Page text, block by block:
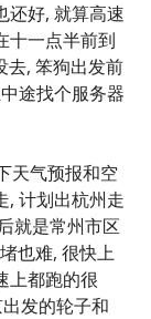
还好, 就算高速
十一点半前到
去, 笨狗出发前
途找个服务器
天气预报和空
, 计划出杭州走
就是常州市区
也难, 很快上
上都跑的很
发的轮子和